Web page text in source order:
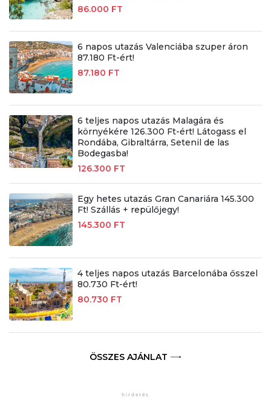
86.000 FT
6 napos utazás Valenciába szuper áron
87.180 Ft-ért!
87.180 FT
6 teljes napos utazás Malagára és
környékére 126.300 Ft-ért! Látogass el
Rondába, Gibraltárra, Setenil de las
Bodegasba!
126.300 FT
Egy hetes utazás Gran Canariára 145.300
Ft! Szállás + repülőjegy!
145.300 FT
4 teljes napos utazás Barcelonába ősszel
80.730 Ft-ért!
80.730 FT
ÖSSZES AJÁNLAT